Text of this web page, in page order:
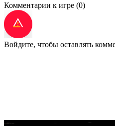
Комментарии к игре (0)
Войдите, чтобы оставлять